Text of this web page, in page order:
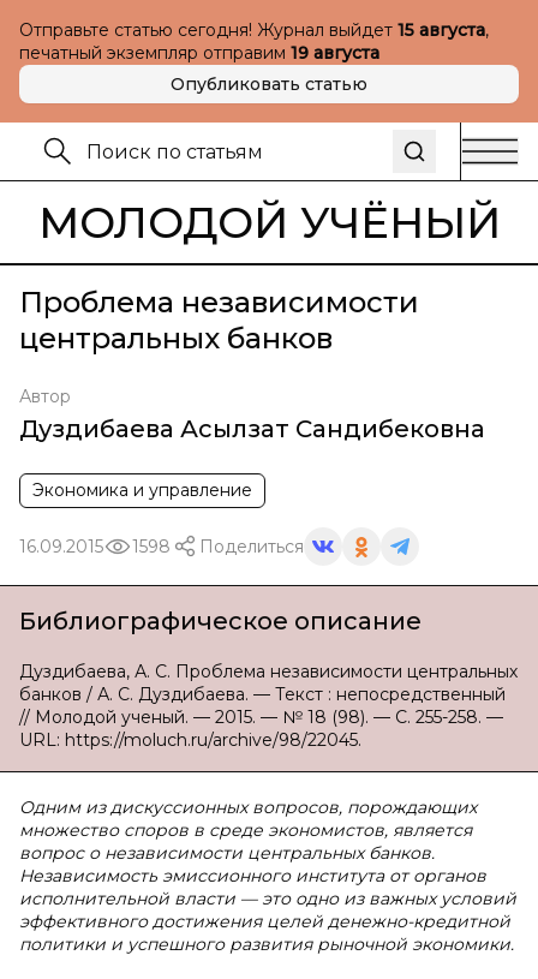
Отправьте статью сегодня! Журнал выйдет 15 августа,
печатный экземпляр отправим 19 августа
Опубликовать статью
МОЛОДОЙ УЧЁНЫЙ
Проблема независимости
центральных банков
Автор
Дуздибаева Асылзат Сандибековна
Экономика и управление
16.09.2015 1598 Поделиться
Библиографическое описание
Дуздибаева, А. С. Проблема независимости центральных
банков / А. С. Дуздибаева. — Текст : непосредственный
// Молодой ученый. — 2015. — № 18 (98). — С. 255-258. —
URL: https://moluch.ru/archive/98/22045.
Одним из дискуссионных вопросов, порождающих
множество споров в среде экономистов, является
вопрос о независимости центральных банков.
Независимость эмиссионного института от органов
исполнительной власти — это одно из важных условий
эффективного достижения целей денежно-кредитной
политики и успешного развития рыночной экономики.